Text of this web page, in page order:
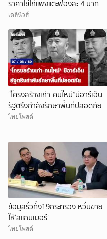
ราคาไข่ไก่แพงแตะฟองละ 4 บาท
เดลินิวส์
“โครงสร้างเก่า-คนใหม่”บีอาร์เอ็น
รัฐตรึงกำลังรักษาพื้นที่ปลอดภัย
ไทยโพสต์
ข้อมูลรั่วทั้ง19กระทรวง หวั่นขาย
ให้‘สแกมเมอร์’
ไทยโพสต์